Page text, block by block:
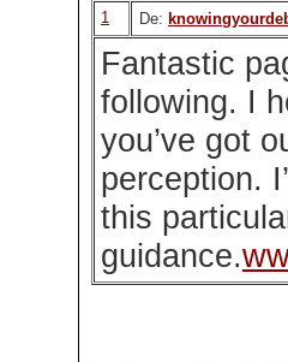
1 De:
Fantastic
following. I
you’ve got
perception.
this
guidance.